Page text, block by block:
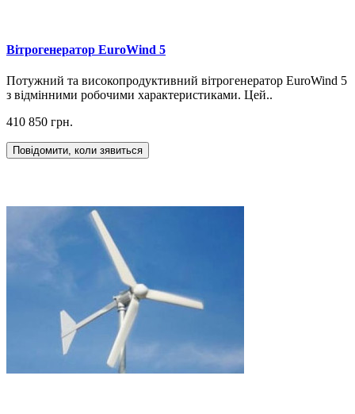
Вітрогенератор EuroWind 5
Потужний та високопродуктивний вітрогенератор EuroWind 5
з відмінними робочими характеристиками. Цей..
410 850 грн.
Повідомити, коли зявиться